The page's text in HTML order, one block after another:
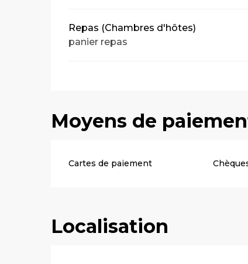
Repas (Chambres d'hôtes)
panier repas
Moyens de
Cartes de paiement
Localisation